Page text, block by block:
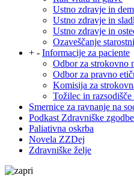
Ustno zdravje in
Ustno zdravje in
Ustno zdravje in
Ozaveščanje
+ - Informacije za paciente
Odbor za strokovno
Odbor za pravno
Komisija za
Tožilec in
Smernice za ravnanje na
Podkast Zdravniške zgodbe
Paliativna oskrba
Novela ZZDej
Zdravniške želje